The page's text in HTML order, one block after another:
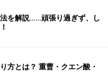
って何？
NaHCO 3・2H2 O
を解説……頑張り過ぎず、し
方とは？ 重曹・クエン酸・